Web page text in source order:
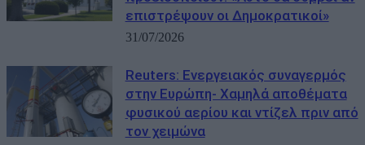
επιστρέψουν οι Δημοκρατικοί»
31/07/2026
Reuters: Ενεργειακός συναγερμός
στην Ευρώπη- Χαμηλά αποθέματα
φυσικού αερίου και ντίζελ πριν από
τον χειμώνα